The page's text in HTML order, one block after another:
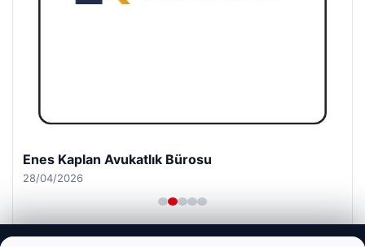
Enes Kaplan Avukatlık Bürosu
28/04/2026